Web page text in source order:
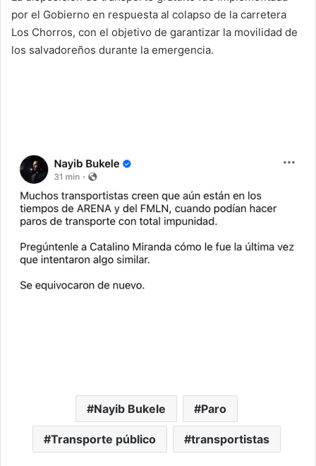
por el Gobierno en respuesta al colapso de la carretera
Los Chorros, con el objetivo de garantizar la movilidad de
los salvadoreños durante la emergencia.
Nayib Bukele Paro
Transporte público transportistas